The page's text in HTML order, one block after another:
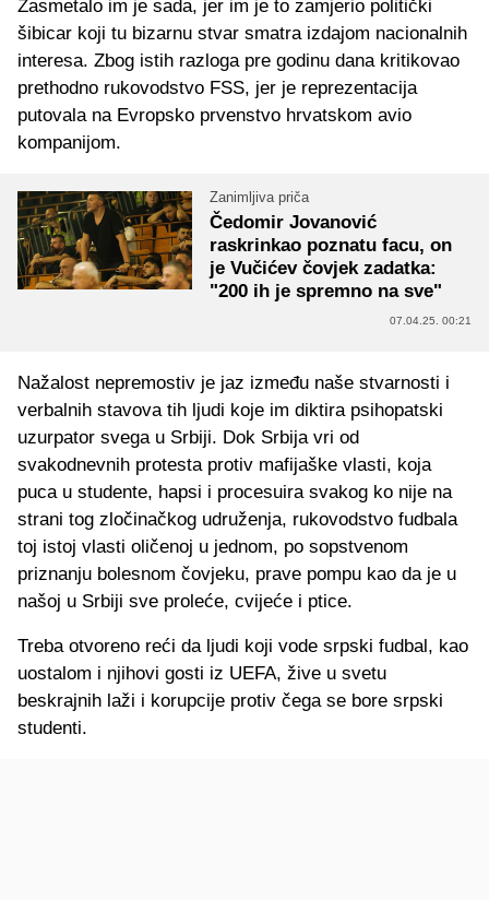
Zasmetalo im je sada, jer im je to zamjerio politički
šibicar koji tu bizarnu stvar smatra izdajom nacionalnih
interesa. Zbog istih razloga pre godinu dana kritikovao
prethodno rukovodstvo FSS, jer je reprezentacija
putovala na Evropsko prvenstvo hrvatskom avio
kompanijom.
Zanimljiva priča
Čedomir Jovanović
raskrinkao poznatu facu, on
je Vučićev čovjek zadatka:
"200 ih je spremno na sve"
07.04.25. 00:21
Nažalost nepremostiv je jaz između naše stvarnosti i
verbalnih stavova tih ljudi koje im diktira psihopatski
uzurpator svega u Srbiji. Dok Srbija vri od
svakodnevnih protesta protiv mafijaške vlasti, koja
puca u studente, hapsi i procesuira svakog ko nije na
strani tog zločinačkog udruženja, rukovodstvo fudbala
toj istoj vlasti oličenoj u jednom, po sopstvenom
priznanju bolesnom čovjeku, prave pompu kao da je u
našoj u Srbiji sve proleće, cvijeće i ptice.
Treba otvoreno reći da ljudi koji vode srpski fudbal, kao
uostalom i njihovi gosti iz UEFA, žive u svetu
beskrajnih laži i korupcije protiv čega se bore srpski
studenti.